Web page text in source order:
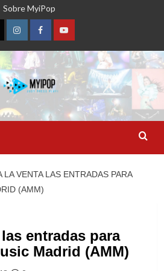
Sobre MyiPop
InstagramFacebookYouTube
LA VENTA LAS ENTRADAS PARA
(AMM)
entradas para
Madrid (AMM)